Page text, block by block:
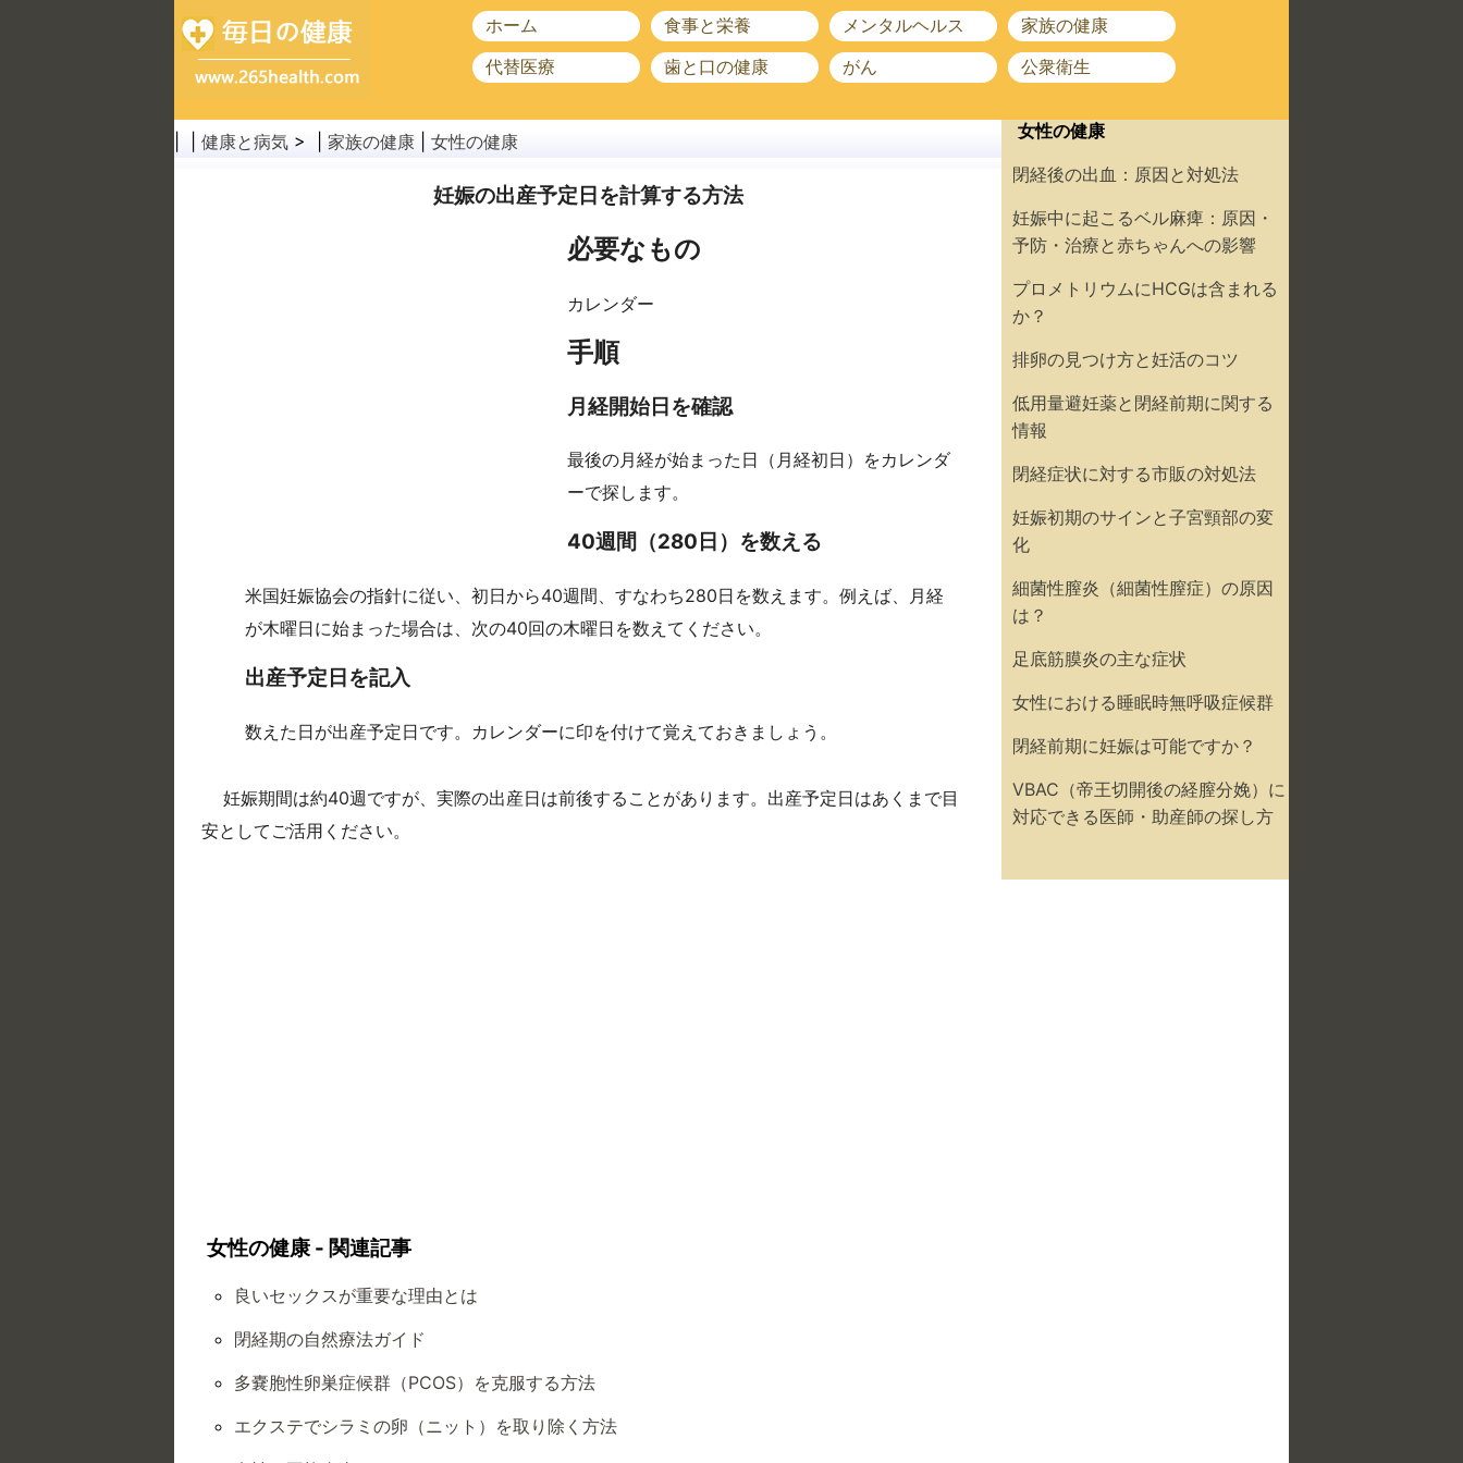
ホーム 食事と栄養 メンタルヘルス
家族の健康
代替医療
歯と口の健康 がん 公衆衛生
健康と病気 > | 家族の健康 女性の健康
妊娠の出産予定日を計算する方法
必要なもの
カレンダー
手順
月経開始日を確認
最後の月経が始まった日（月経初日）をカレンダ
ーで探します。
40週間（280日）を数える
米国妊娠協会の指針に従い、初日から40週間、すなわち280日を数えます。例えば、月経
が木曜日に始まった場合は、次の40回の木曜日を数えてください。
出産予定日を記入
数えた日が出産予定日です。カレンダーに印を付けて覚えておきましょう。
妊娠期間は約40週ですが、実際の出産日は前後することがあります。出産予定日はあくまで目
安としてご活用ください。
女性の健康 - 関連記事
良いセックスが重要な理由とは
閉経期の自然療法ガイド
多嚢胞性卵巣症候群（PCOS）を克服する方法
エクステでシラミの卵（ニット）を取り除く方法
女性の健康
閉経後の出血：原因と対処法
妊娠中に起こるベル麻痺：原因・
予防・治療と赤ちゃんへの影響
プロメトリウムにHCGは含まれる
か？
排卵の見つけ方と妊活のコツ
低用量避妊薬と閉経前期に関する
情報
閉経症状に対する市販の対処法
妊娠初期のサインと子宮頸部の変
化
細菌性膣炎（細菌性膣症）の原因
は？
足底筋膜炎の主な症状
女性における睡眠時無呼吸症候群
閉経前期に妊娠は可能ですか？
VBAC（帝王切開後の経膣分娩）に
対応できる医師・助産師の探し方